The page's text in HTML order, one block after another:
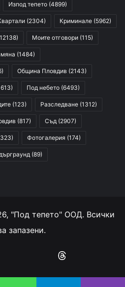
Изпод тепето (4899)
(2304) Криминале (5962)
Моите отговори (115)
(1484)
Община Пловдив (2143)
Под небето (6493)
(123) Разследване (1312)
(817) Съд (2907)
Фотогалерия (174)
(89)
"Под тепето" ООД. Всички
запазени.
Instagram
RSS